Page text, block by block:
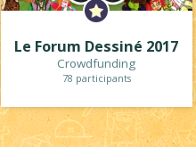
Le Forum Dessiné 2017
Crowdfunding
78 participants